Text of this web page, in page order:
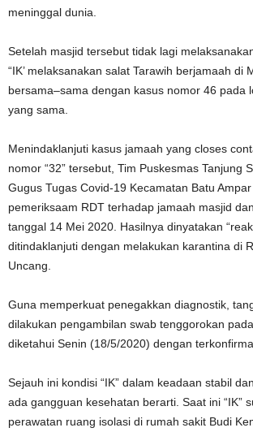
meninggal dunia.
Setelah masjid tersebut tidak lagi
“IK’ melaksanakan salat Tarawih berjamaah di
bersama–sama dengan kasus nomor 46 pada
yang sama.
Menindaklanjuti kasus jamaah yang closes
nomor “32” tersebut, Tim Puskesmas Tanjung
Gugus Tugas Covid-19 Kecamatan Batu
pemeriksaam RDT terhadap jamaah masjid
tanggal 14 Mei 2020. Hasilnya dinyatakan
ditindaklanjuti dengan melakukan karantina di
Uncang.
Guna memperkuat penegakkan diagnostik,
dilakukan pengambilan swab tenggorokan pada
diketahui Senin (18/5/2020) dengan
Sejauh ini kondisi “IK” dalam keadaan stabil
ada gangguan kesehatan berarti. Saat ini “IK”
perawatan ruang isolasi di rumah sakit Budi